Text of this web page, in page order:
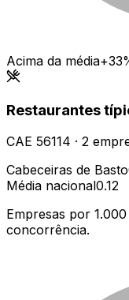
Acima da média
Restaurantes
CAE 56114 · 2
Cabeceiras de Basto
Média nacional0.12
Empresas por
concorrência.